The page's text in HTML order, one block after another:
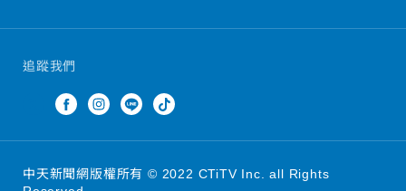
追蹤我們
中天新聞網版權所有 © 2022 CTiTV Inc. all Rights